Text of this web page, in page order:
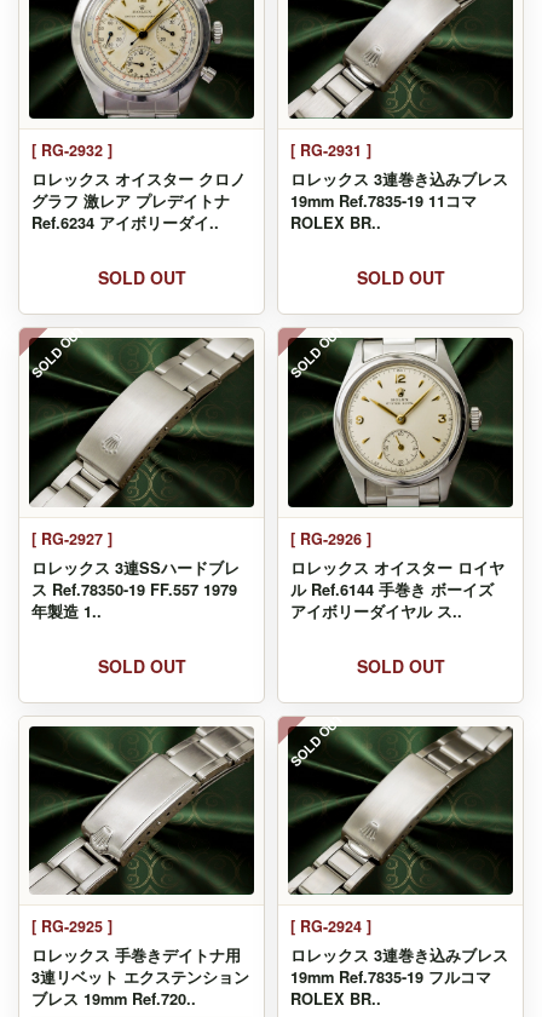
[ RG-2932 ]
ロレックス オイスター クロノ
グラフ 激レア プレデイトナ
Ref.6234 アイボリーダイ..
SOLD OUT
[ RG-2931 ]
ロレックス 3連巻き込みブレス
19mm Ref.7835-19 11コマ
ROLEX BR..
SOLD OUT
SOLD OUT
[ RG-2927 ]
ロレックス 3連SSハードブレ
ス Ref.78350-19 FF.557 1979
年製造 1..
SOLD OUT
SOLD OUT
[ RG-2926 ]
ロレックス オイスター ロイヤ
ル Ref.6144 手巻き ボーイズ
アイボリーダイヤル ス..
SOLD OUT
[ RG-2925 ]
ロレックス 手巻きデイトナ用
3連リベット エクステンション
ブレス 19mm Ref.720..
SOLD OUT
[ RG-2924 ]
ロレックス 3連巻き込みブレス
19mm Ref.7835-19 フルコマ
ROLEX BR..